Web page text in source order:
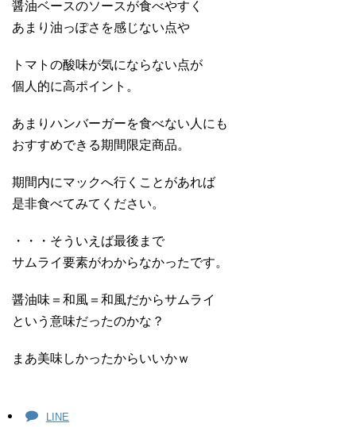
醤油ベースのソースが食べやすく
あまり油っぽさを感じない点や
トマトの酸味が気にならない点が
個人的に高ポイント。
あまりハンバーガーを食べない人にも
おすすめできる期間限定商品。
期間内にマックへ行くことがあれば
是非食べてみてください。
・・・そういえば最後まで
サムライ要素がわからなかったです。
醤油味＝和風＝和風だからサムライ
という意味だったのかな？
まあ美味しかったからいいかｗ
LINE